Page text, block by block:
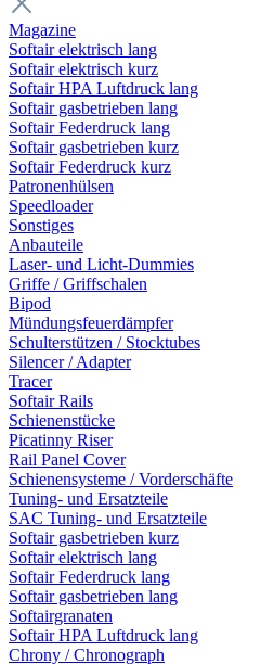
Magazine
Softair elektrisch lang
Softair elektrisch kurz
Softair HPA Luftdruck lang
Softair gasbetrieben lang
Softair Federdruck lang
Softair gasbetrieben kurz
Softair Federdruck kurz
Patronenhülsen
Speedloader
Sonstiges
Anbauteile
Laser- und Licht-Dummies
Griffe / Griffschalen
Bipod
Mündungsfeuerdämpfer
Schulterstützen / Stocktubes
Silencer / Adapter
Tracer
Softair Rails
Schienenstücke
Picatinny Riser
Rail Panel Cover
Schienensysteme / Vorderschäfte
Tuning- und Ersatzteile
SAC Tuning- und Ersatzteile
Softair gasbetrieben kurz
Softair elektrisch lang
Softair Federdruck lang
Softair gasbetrieben lang
Softairgranaten
Softair HPA Luftdruck lang
Chrony / Chronograph